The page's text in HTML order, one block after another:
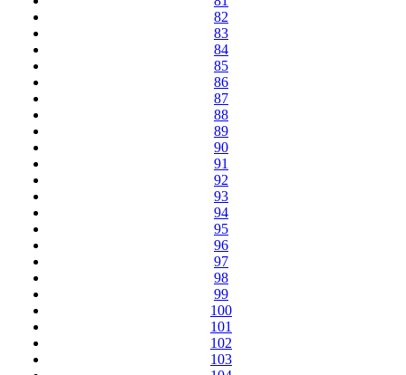
82
83
84
85
86
87
88
89
90
91
92
93
94
95
96
97
98
99
100
101
102
103